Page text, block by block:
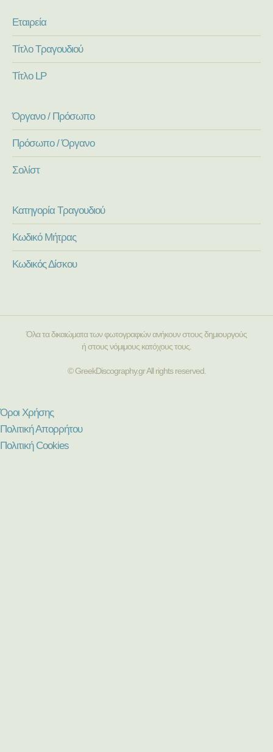
Εταιρεία
Τίτλο Τραγουδιού
Τίτλο LP
Όργανο / Πρόσωπο
Πρόσωπο / Όργανο
Σολίστ
Κατηγορία Τραγουδιού
Κωδικό Μήτρας
Κωδικός Δίσκου
Όλα τα δικαιώματα των φωτογραφιών ανήκουν στους δημιουργούς
ή στους νόμιμους κατόχους τους.
© GreekDiscography.gr All rights reserved.
Όροι Χρήσης
Πολιτική Απορρήτου
Πολιτική Cookies